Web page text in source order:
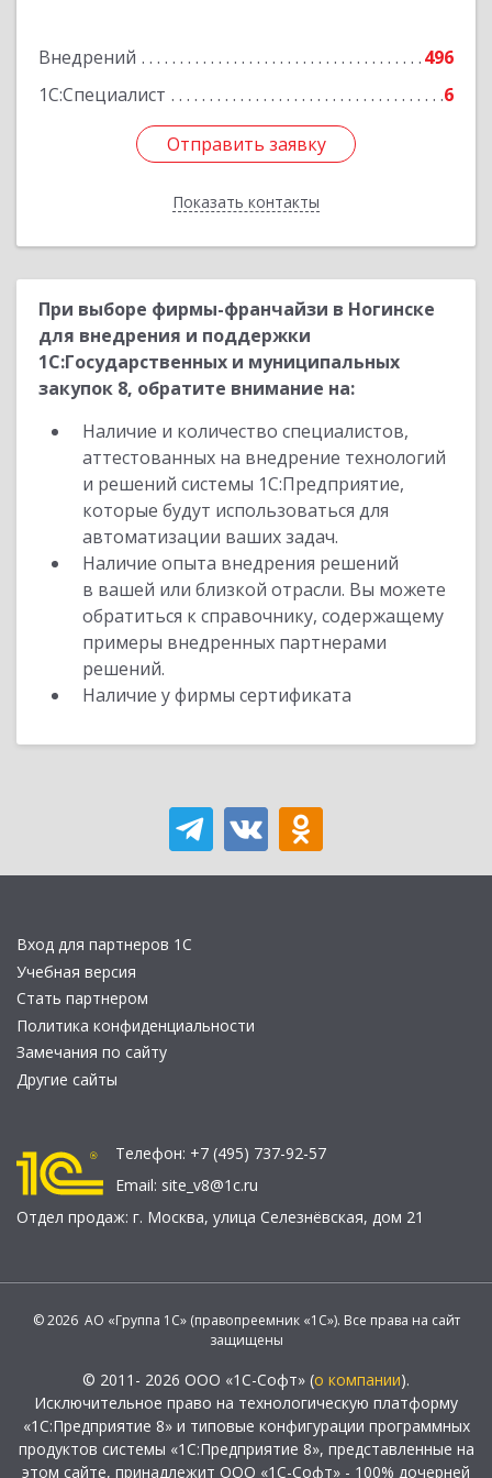
Внедрений
496
1С:Специалист
6
Отправить заявку
Показать контакты
Отправить заявку
Назад
При выборе фирмы-франчайзи в Ногинске
для внедрения и поддержки
1С:Государственных и муниципальных
закупок 8, обратите внимание на:
Наличие и количество специалистов,
аттестованных на внедрение технологий
и решений системы 1С:Предприятие,
которые будут использоваться для
автоматизации ваших задач.
Наличие опыта внедрения решений
в вашей или близкой отрасли. Вы можете
обратиться к справочнику, содержащему
примеры внедренных партнерами
решений.
Наличие у фирмы сертификата
Вход для партнеров 1С
Учебная версия
Стать партнером
Политика конфиденциальности
Замечания по сайту
Другие сайты
Телефон: +7 (495) 737-92-57
Email: site_v8@1c.ru
Отдел продаж: г. Москва, улица Селезнёвская, дом 21
© 2026 АО «Группа 1С» (правопреемник «1С»). Все права на сайт
защищены
© 2011- 2026 ООО «1С-Софт» (о компании).
Исключительное право на технологическую платформу
«1С:Предприятие 8» и типовые конфигурации программных
продуктов системы «1С:Предприятие 8», представленные на
этом сайте, принадлежит ООО «1С-Софт» - 100% дочерней